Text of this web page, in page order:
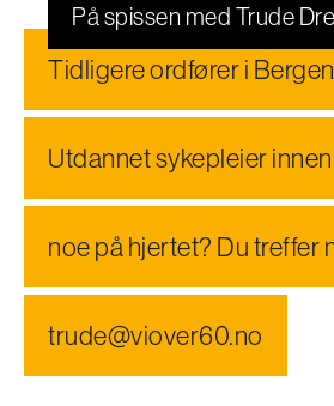
På spissen med Trude
Tidligere ordfører i
Utdannet sykepleier
noe på hjertet? Du treffer
trude@viover60.no